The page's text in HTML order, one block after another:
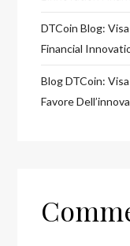
DTCoin Blog:
Financial
Blog DTCoin:
Favore